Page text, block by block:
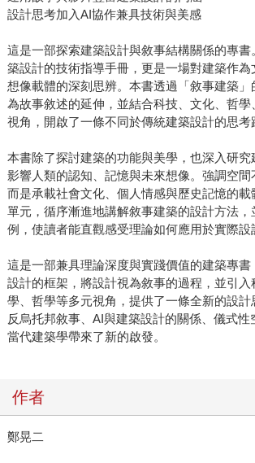
設計思考加入AI協作兼具技術與美感
這是一部探索建築設計與敘事結構關係的專書
築設計的技術指導手冊，更是一場對建築作為
想像載體的深刻思辨。本書透過「敘事建築」
為故事敘述的延伸，並結合科技、文化、哲
視角，開啟了一條不同於傳統建築設計的思考
本書除了探討建築的功能與美學，也深入研
影響人類的認知、記憶與未來想像。強調空間
而是承載社會文化、個人情感與歷史記憶的載
單元，循序漸進地講解敘事建築的設計方法，
例，使讀者能直觀感受理論如何應用於實際設
這是一部兼具理論深度與實踐價值的建築專
設計的框架，將設計視為敘事的過程，並引入
學、哲學等多元視角，提供了一條全新的設計
反烏托邦敘事、AI與建築設計的關係、儀式性
當代建築學帶來了新的啟發。
作者
鄭晃二